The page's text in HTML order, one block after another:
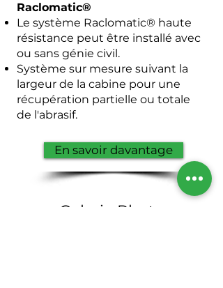
Raclomatic®
Le système Raclomatic® haute
résistance peut être installé avec
ou sans génie civil.
Système sur mesure suivant la
largeur de la cabine pour une
récupération partielle ou totale
de l'abrasif.
En savoir davantage
Galerie Photo